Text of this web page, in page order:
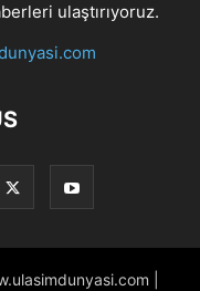
ulaştırıyoruz.
|